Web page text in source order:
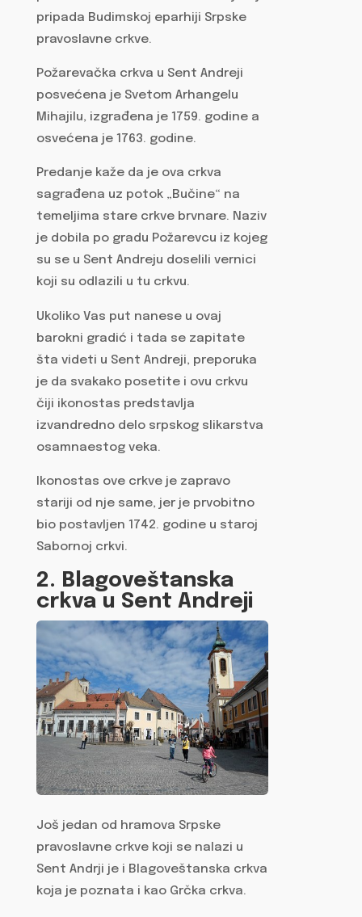
pripada Budimskoj eparhiji Srpske
pravoslavne crkve.
Požarevačka crkva u Sent Andreji
posvećena je Svetom Arhangelu
Mihajilu, izgrađena je 1759. godine a
osvećena je 1763. godine.
Predanje kaže da je ova crkva
sagrađena uz potok „Bučine“ na
temeljima stare crkve brvnare. Naziv
je dobila po gradu Požarevcu iz kojeg
su se u Sent Andreju doselili vernici
koji su odlazili u tu crkvu.
Ukoliko Vas put nanese u ovaj
barokni gradić i tada se zapitate
šta videti u Sent Andreji, preporuka
je da svakako posetite i ovu crkvu
čiji ikonostas predstavlja
izvandredno delo srpskog slikarstva
osamnaestog veka.
Ikonostas ove crkve je zapravo
stariji od nje same, jer je prvobitno
bio postavljen 1742. godine u staroj
Sabornoj crkvi.
2. Blagoveštanska
crkva u Sent Andreji
Još jedan od hramova Srpske
pravoslavne crkve koji se nalazi u
Sent Andrji je i Blagoveštanska crkva
koja je poznata i kao Grčka crkva.